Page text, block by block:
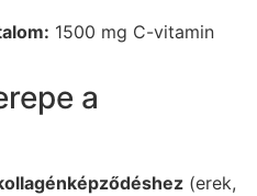
1500 mg C-vitamin
a
(erek,